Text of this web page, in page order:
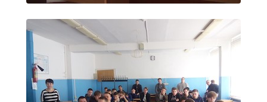
МЕТОДИЧЕСКАЯ РАБОТА
В помощь педагогам и мастерам ПО
ПРОЧЕЕ
История нашего техникума